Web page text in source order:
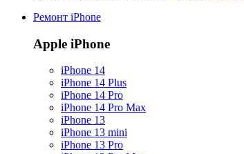
Ремонт iPhone
Apple iPhone
iPhone 14
iPhone 14 Plus
iPhone 14 Pro
iPhone 14 Pro Max
iPhone 13
iPhone 13 mini
iPhone 13 Pro